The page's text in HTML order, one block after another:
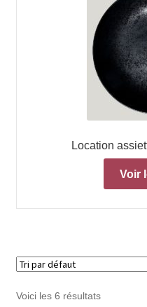
Location
Voir
Voici les 6 résultats